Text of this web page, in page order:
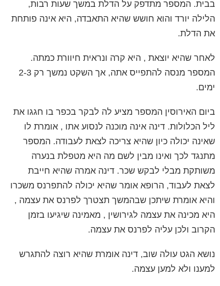
בבית. המספר מתדפק על הדלת במשך שעות רבות,
הלילה יורד והוא חושש שהיא התאבדה, היא אינה פותחת
את הדלת.
לאחר שהיא יוצאת , היא קרה ונראית חיוורת כמתה.
המספר מנסה להתפייס אתה, אך השקט נמשך רק 2-3
ימים.
ביום האירוסין המספר מציע לה לבקר בכפר בו חגגו את
ליל הכלולות. דינה אינה מוכנה לנסוע אתו , אומרת לו
שאינה יכולה כיון שהיא צריכה לצאת לעבודה. המספר
מתנגד לכך ואינו מבין לשם מה היא מטפלת בנערה
משותקת מבלי לבקש שכר. דינה אמרה שהיא חייבת
לצאת לעבוד, הרופא אומר שהיא יכולה להתפרנס משכרו
והיא אומרת שיתכן שבהמשך תצטרך לפרנס את עצמה ,
היא מכינה את עצמה לגירושין , מאמינה שיגיעו בזמן
הקרוב ולכן עליה לפרנס את עצמה.
נושא הגט עולה שוב, דינה אומרת שהיא רוצה להתגרש
למענו ולא למען עצמה.